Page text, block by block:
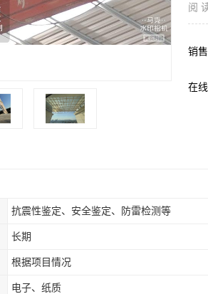
阅
销售
在线
抗震性鉴定、安全鉴定、防雷检测等
长期
根据项目情况
电子、纸质